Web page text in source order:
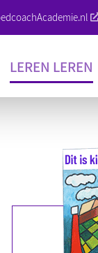
LEREN LEREN